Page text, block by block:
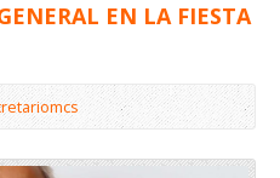
EN LA FIESTA